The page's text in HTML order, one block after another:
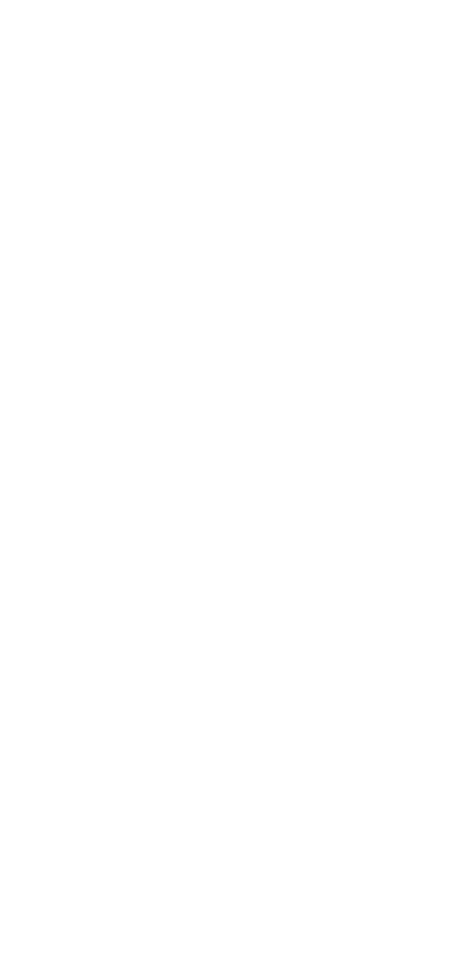
Pod okriljem Karate zveze
(do 21 let). Nastopilo je 343
Tekmovalce Karate kluba
, tekmovalci
osvojil prvo mesto in postal